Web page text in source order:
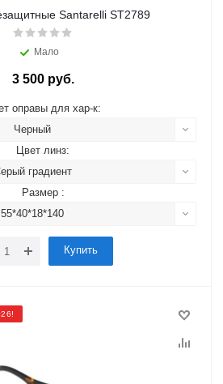
Santarelli ST2789
Мало
3 500 руб.
оправы для хар-к:
Черный
Цвет линз:
градиент
Размер :
55*40*18*140
Купить